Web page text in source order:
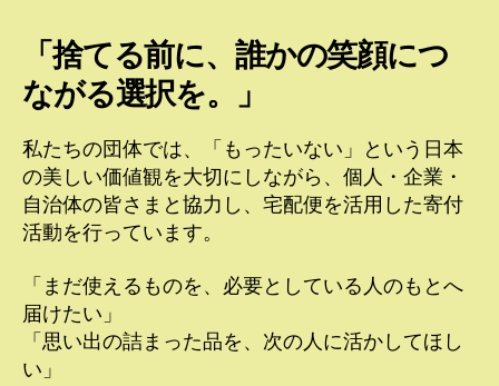
「捨てる前に、誰かの笑顔につ
ながる選択を。」
私たちの団体では、「もったいない」という日本
の美しい価値観を大切にしながら、個人・企業・
自治体の皆さまと協力し、宅配便を活用した寄付
活動を行っています。
「まだ使えるものを、必要としている人のもとへ
届けたい」
「思い出の詰まった品を、次の人に活かしてほし
い」